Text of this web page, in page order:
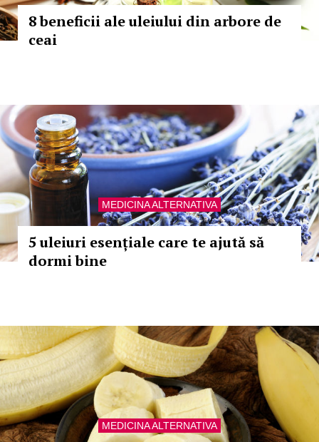
8 beneficii ale uleiului din arbore de
ceai
MEDICINA ALTERNATIVA
5 uleiuri esențiale care te ajută să
dormi bine
MEDICINA ALTERNATIVA